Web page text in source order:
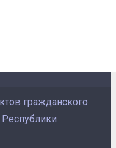
гражданского